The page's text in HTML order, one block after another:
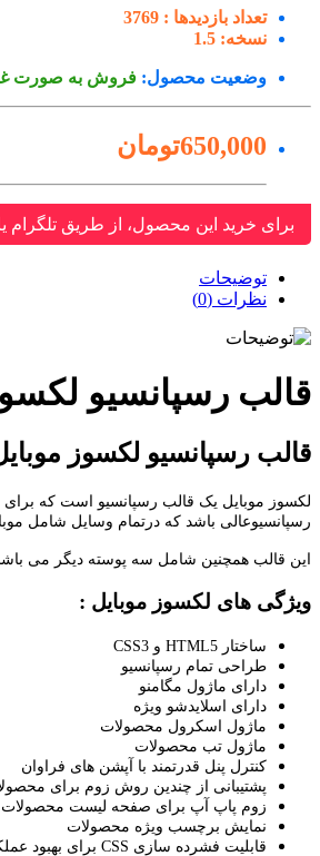
تعداد بازدیدها : 3769
نسخه: 1.5
وضعیت محصول: فروش به صورت
650,000تومان
برای خرید این محصول، از طریق تلگرام
توضیحات
نظرات (0)
قالب رسپانسیو
قالب رسپانسیو لکسوز
رسپانسیوعالی باشد که درتمام وسایل شامل
این قالب همچنین شامل سه پوسته دیگر می باشد
ویژگی های لکسوز موبایل :
ساختار HTML5 و CSS3
طراحی تمام رسپانسیو
دارای ماژول مگامنو
دارای اسلایدشو ویژه
ماژول اسکرول محصولات
ماژول تب محصولات
کنترل پنل قدرتمند با آپشن های فراوان
پشتیبانی از چندین روش زوم برای
زوم پاپ آپ برای صفحه لیست محصولات
نمایش برچسب ویژه محصولات
قابلیت فشرده سازی CSS برای بهبود عملکرد